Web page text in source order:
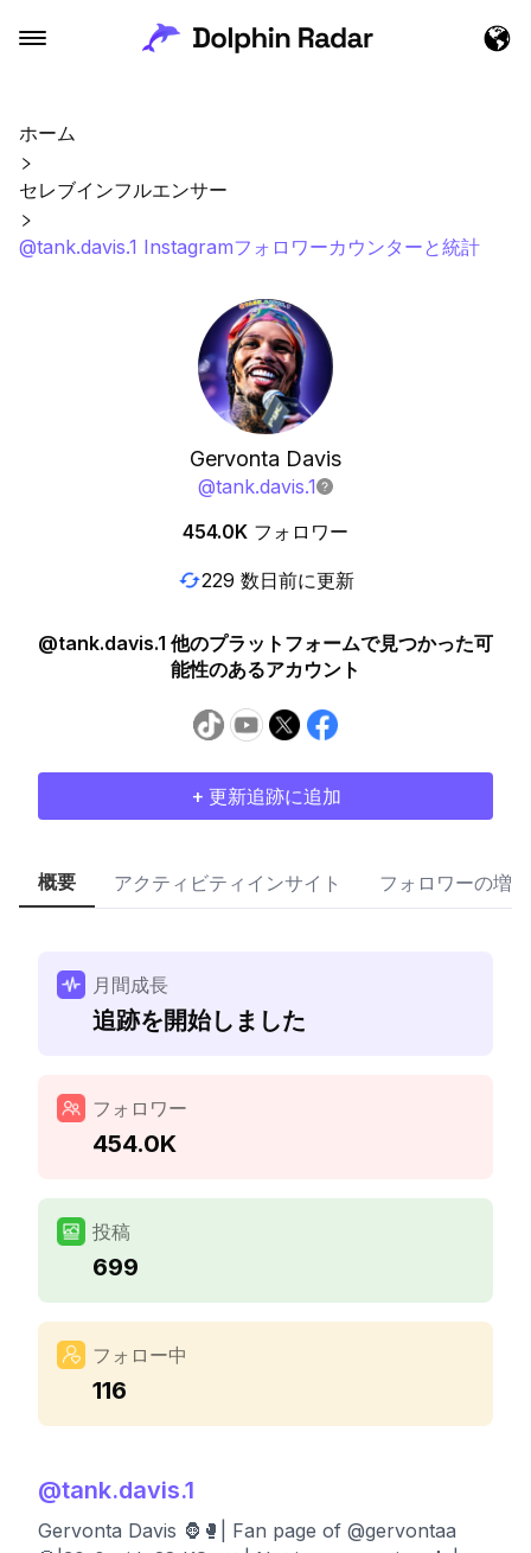
ホーム
セレブインフルエンサー
@tank.davis.1 Instagramフォロワーカウンターと統計
Gervonta Davis
@tank.davis.1
454.0K フォロワー
229 数日前に更新
@tank.davis.1 他のプラットフォームで見つかった可
能性のあるアカウント
+ 更新追跡に追加
概要 アクティビティインサイト フォロワーの増加
月間成長
追跡を開始しました
フォロワー
454.0K
投稿
699
フォロー中
116
@tank.davis.1
Gervonta Davis 🦍🥊| Fan page of @gervontaa